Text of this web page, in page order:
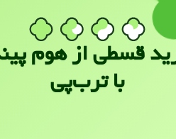
قسطی از هوم
با ترب‌پی